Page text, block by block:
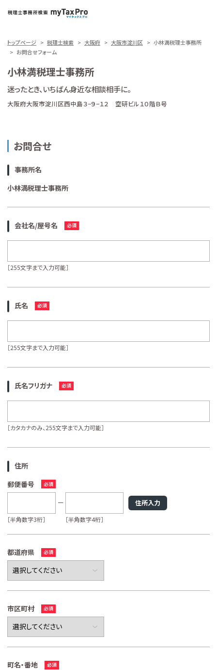
トップページ 税理士検索 大阪府 大阪市淀川区
小林満税理士事務所
お問合せフォーム
小林満税理士事務所
迷ったとき、いちばん身近な相談相手に。
大阪府大阪市淀川区西中島３−９−１２ 空研ビル１０階Ｂ号
お問合せ
事務所名
小林満税理士事務所
会社名/屋号名
［255文字まで入力可能］
氏名
［255文字まで入力可能］
氏名フリガナ
［カタカナのみ、255文字まで入力可能］
住所
郵便番号
［半角数字3桁］ ［半角数字4桁］
住所入力
都道府県
市区町村
町名・番地